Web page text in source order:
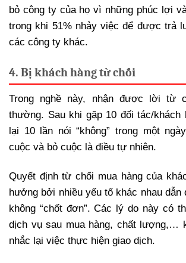
bỏ công ty của họ vì những phúc lợi
trong khi 51% nhảy việc để được trả
các công ty khác.
4. Bị khách hàng từ chối
Trong nghề này, nhận được lời từ
thường. Sau khi gặp 10 đối tác/khách
lại 10 lần nói “không” trong một
cuộc và bỏ cuộc là điều tự nhiên.
Quyết định từ chối mua hàng của
hưởng bởi nhiều yếu tố khác nhau dẫn
không “chốt đơn”. Các lý do này có
dịch vụ sau mua hàng, chất lượng,…
nhắc lại việc thực hiện giao dịch.